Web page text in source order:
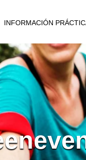
INFORMACIÓN